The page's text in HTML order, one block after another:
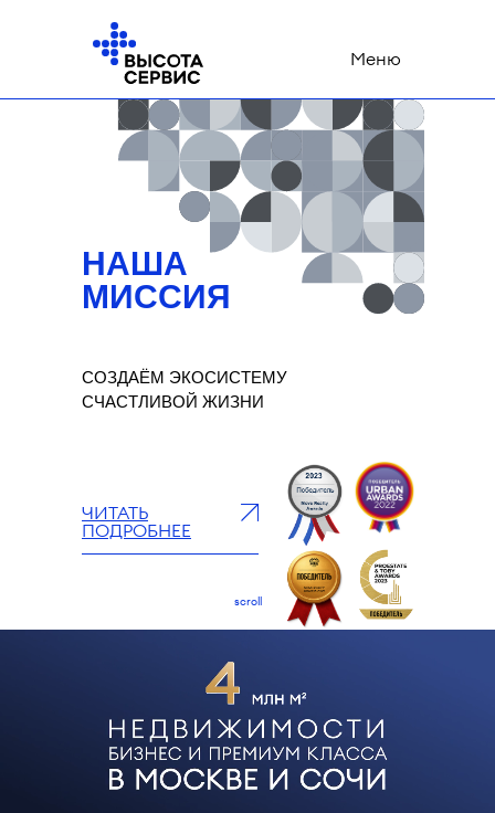
Меню
НАША
МИССИЯ
СОЗДАЁМ ЭКОСИСТЕМУ
СЧАСТЛИВОЙ ЖИЗНИ
ЧИТАТЬ
ПОДРОБНЕЕ
scroll